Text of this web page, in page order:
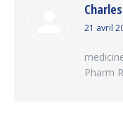
dit
21 avril
Pharm